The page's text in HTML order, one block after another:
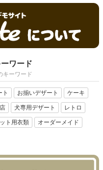
ワード
キーワード
ト お揃いデザート ケーキ
犬専用デザート レトロ
ト用衣類 オーダーメイド